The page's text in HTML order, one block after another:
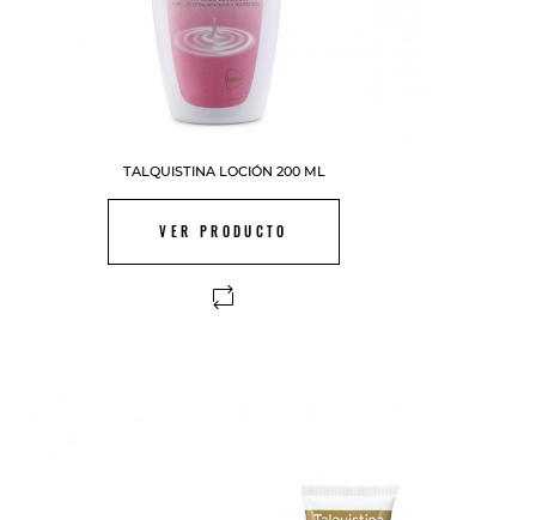
TALQUISTINA LOCIÓN 200 ML
VER PRODUCTO